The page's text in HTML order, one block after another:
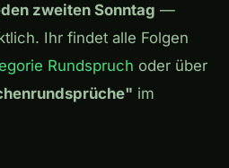
zweiten Sonntag —
Ihr findet alle Folgen
Rundspruch oder über
im